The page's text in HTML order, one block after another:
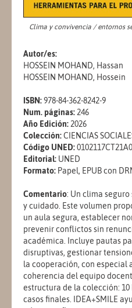
Clima y convivencia / entornos
Autor/es:
HOSSEIN MOHAND, Hassan
HOSSEIN MOHAND, Hossein
ISBN:978-84-362-8242-9
Num. páginas: 246
Año Edición: 2026
Colección:CIENCIAS
Código UNED:
Editorial: UNED
Formato: Papel, EPUB con
Comentario: Un clima
y cuidado. Este volumen
un aula segura, establecer
prevenir conflictos sin
académica. Incluye pautas
disruptivas, gestionar
la cooperación, con especial
coherencia del equipo
estructura de la colección:
casos finales. IDEA+SMILE